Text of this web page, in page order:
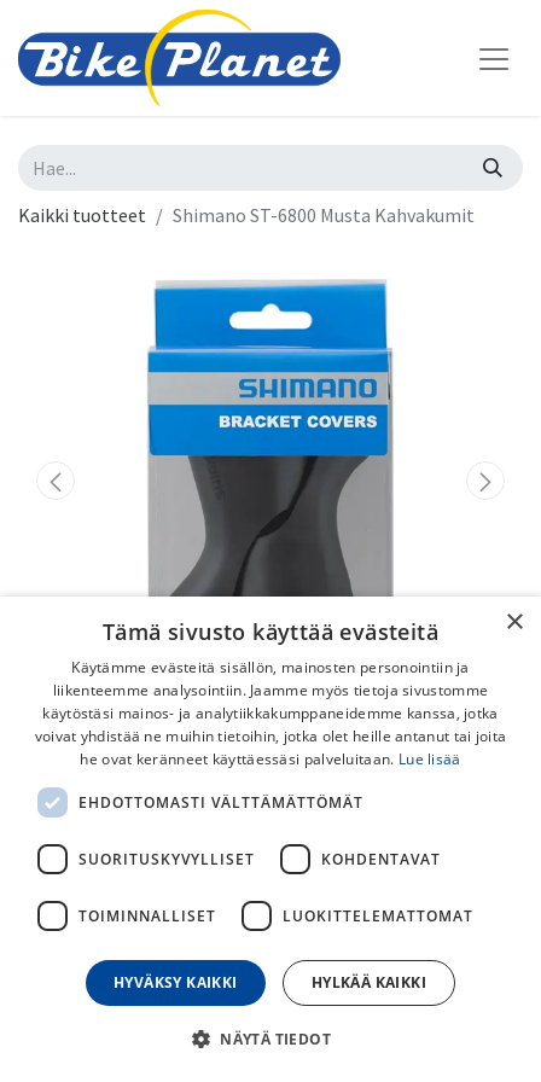
Kaikki tuotteet Shimano ST-6800 Musta Kahvakumit
Shimano ST-6800 Musta Kahvakumit
tarkoitetut vaihtokumit.
15,00€
päivän alin hinta
×
Tämä sivusto käyttää evästeitä
Käytämme evästeitä sisällön, mainosten personointiin ja
liikenteemme analysointiin. Jaamme myös tietoja sivustomme
käytöstäsi mainos- ja analytiikkakumppaneidemme kanssa, jotka
voivat yhdistää ne muihin tietoihin, jotka olet heille antanut tai joita
he ovat keränneet käyttäessäsi palveluitaan. Lue lisää
EHDOTTOMASTI VÄLTTÄMÄTTÖMÄT
SUORITUSKYVYLLISET KOHDENTAVAT
TOIMINNALLISET LUOKITTELEMATTOMAT
HYVÄKSY KAIKKI HYLKÄÄ KAIKKI
NÄYTÄ TIEDOT